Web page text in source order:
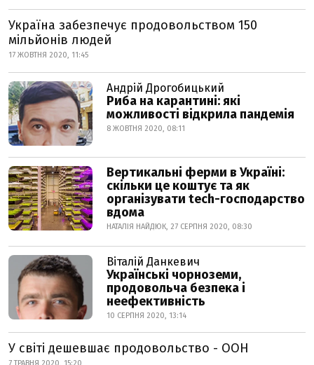
Україна забезпечує продовольством 150
мільйонів людей
17 ЖОВТНЯ 2020, 11:45
Андрій Дрогобицький
Риба на карантині: які
можливості відкрила пандемія
8 ЖОВТНЯ 2020, 08:11
Вертикальні ферми в Україні:
скільки це коштує та як
організувати tech-господарство
вдома
НАТАЛІЯ НАЙДЮК, 27 СЕРПНЯ 2020, 08:30
Віталій Данкевич
Українські чорноземи,
продовольча безпека і
неефективність
10 СЕРПНЯ 2020, 13:14
У світі дешевшає продовольство - ООН